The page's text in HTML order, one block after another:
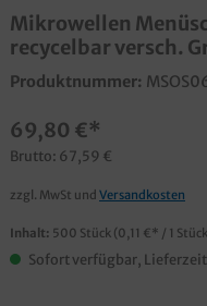
Mikrowellen
recycelbar versch.
Produktnummer:
69,80 €*
Brutto: 67,59 €
zzgl. MwSt und Versandkosten
Inhalt: 500 Stück (0,11 €* / 1
Sofort verfügbar,